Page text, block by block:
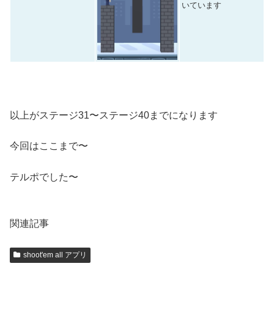
いています
以上がステージ31〜ステージ40までになります
今回はここまで〜
テルポでした〜
関連記事
shoot'em all アプリ